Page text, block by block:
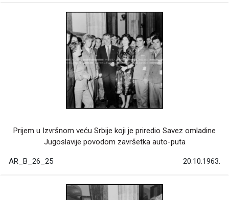
Prijem u Izvršnom veću Srbije koji je priredio Savez omladine
Jugoslavije povodom završetka auto-puta
AR_B_26_25 20.10.1963.